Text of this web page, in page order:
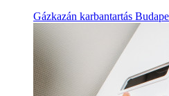
Gázkazán karbantartás